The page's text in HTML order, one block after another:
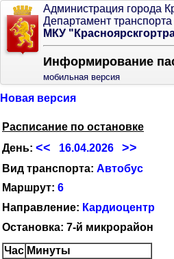
Администрация города
Департамент транспорта
МКУ
Информирование
мобильная версия
Новая версия
Расписание по остановке
День: << 16.04.2026 >>
Вид транспорта: Автобус
Маршрут: 6
Направление: Кардиоцентр
Остановка: 7-й микрорайон
Час Минуты